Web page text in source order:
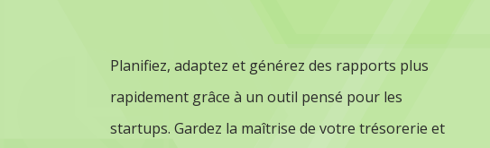
Planifiez, adaptez et générez des rapports plus
rapidement grâce à un outil pensé pour les
startups. Gardez la maîtrise de votre trésorerie et